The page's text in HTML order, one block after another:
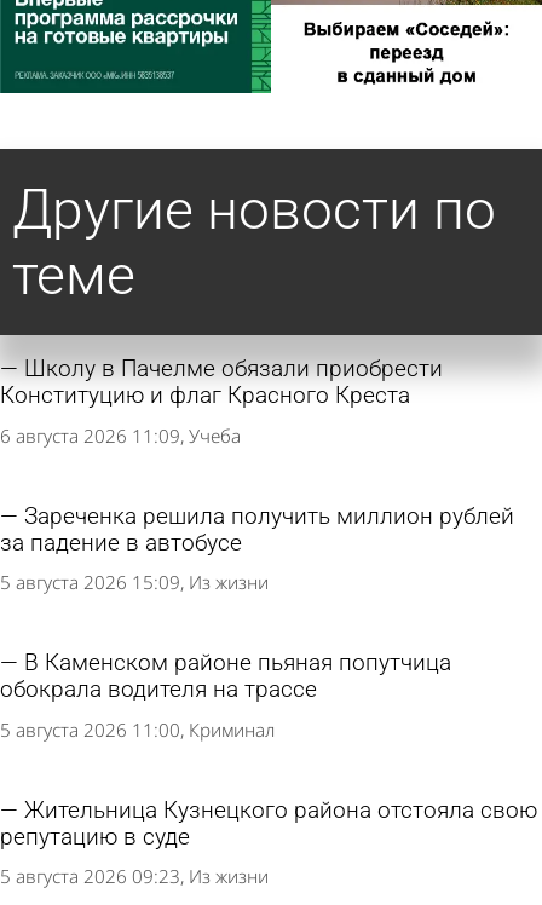
Другие новости по
теме
Школу в Пачелме обязали приобрести
Конституцию и флаг Красного Креста
6 августа 2026 11:09 Учеба
Зареченка решила получить миллион рублей
за падение в автобусе
5 августа 2026 15:09 Из жизни
В Каменском районе пьяная попутчица
обокрала водителя на трассе
5 августа 2026 11:00 Криминал
Жительница Кузнецкого района отстояла свою
репутацию в суде
5 августа 2026 09:23 Из жизни